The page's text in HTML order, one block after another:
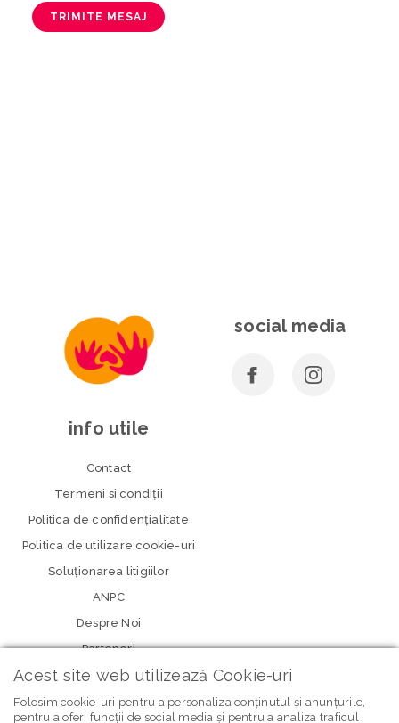
TRIMITE MESAJ
social media
info utile
Contact
Termeni si condiţii
Politica de confidenţialitate
Politica de utilizare cookie-uri
Soluționarea litigiilor
ANPC
Despre Noi
Parteneri
Acest site web utilizează Cookie-uri
Folosim cookie-uri pentru a personaliza conținutul și anunțurile,
pentru a oferi funcții de social media și pentru a analiza traficul